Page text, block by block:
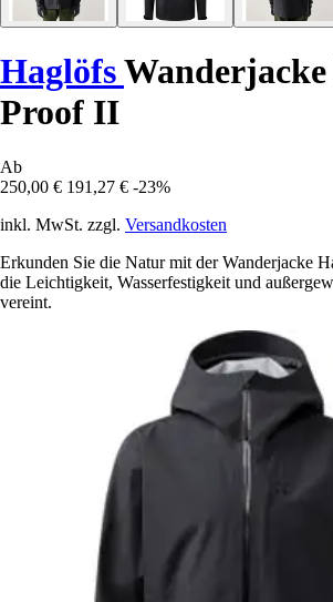
Haglöfs
Proof II
Ab
250,00 € 191,27 € -23%
inkl. MwSt. zzgl. Versandkosten
Erkunden Sie die Natur mit der Wanderjacke
die Leichtigkeit, Wasserfestigkeit und
vereint.